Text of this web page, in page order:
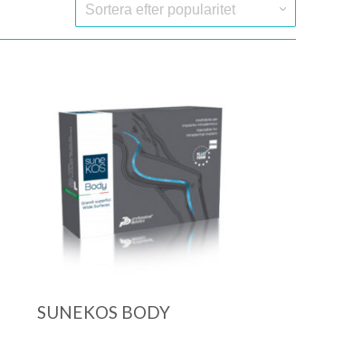
Quick View
SUNEKOS BODY